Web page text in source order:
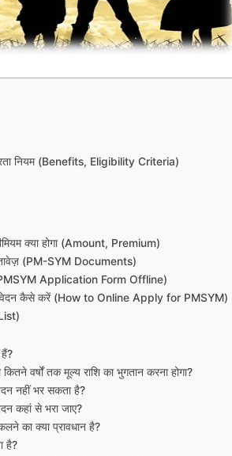
नियम (Benefits, Eligibility Criteria)
क्या होगा (Amount, Premium)
(PM-SYM Documents)
(PMSYM Application Form Offline)
आवेदन कैसे करें (How to Online Apply for PMSYM)
हैं?
वर्षों तक मूल्य राशि का भुगतान करना होगा?
नहीं भर सकता है?
कहां से भरा जाए?
का क्या प्रावधान है?
है?